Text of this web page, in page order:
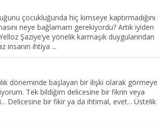
çocukluğunda hiç kimseye kaptırmadığını
neye bağlamam gerekiyordu? Artık iyiden
Şaziye’ye yönelik karmaşık duygularından
insanın ihtiya ...
döneminde başlayan bir ilişki olarak görmeye
Tek bildiğim delicesine bir fikrin veya
Delicesine bir fikir ya da ihtimal, evet... Üstelik